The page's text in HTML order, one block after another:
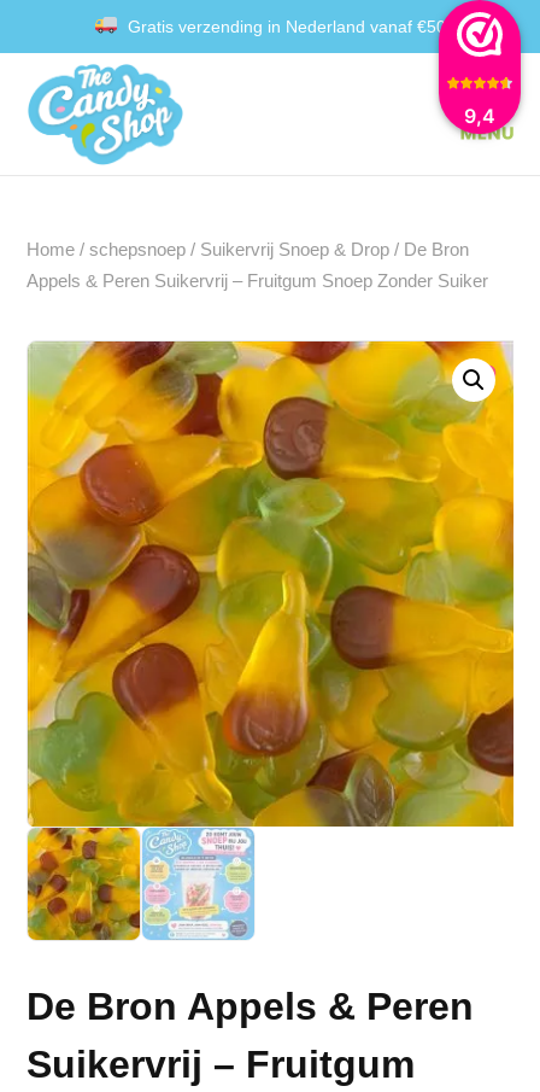
9,4
Gratis verzending in Nederland vanaf €50
Home /schepsnoep / Suikervrij Snoep & Drop / De Bron
Appels & Peren Suikervrij – Fruitgum Snoep Zonder Suiker
De Bron Appels & Peren
Suikervrij – Fruitgum